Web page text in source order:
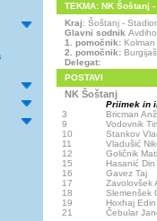
TEKMA: NK Šoštanj
Kraj: Šoštanj -
Glavni sodnik
1. pomočnik: Kolman
2. pomočnik:
Delegat:
POSTAVI
NK Šoštanj
Priimek in
3
Bricman
9
Vodovnik
10
Stankov
11
Vladušić
12
Goličnik
15
Hasanić Din
16
Gavez Taj
17
Zavolovšek
18
Slemenšek
19
Hoxhaj Edin
21
Čebular